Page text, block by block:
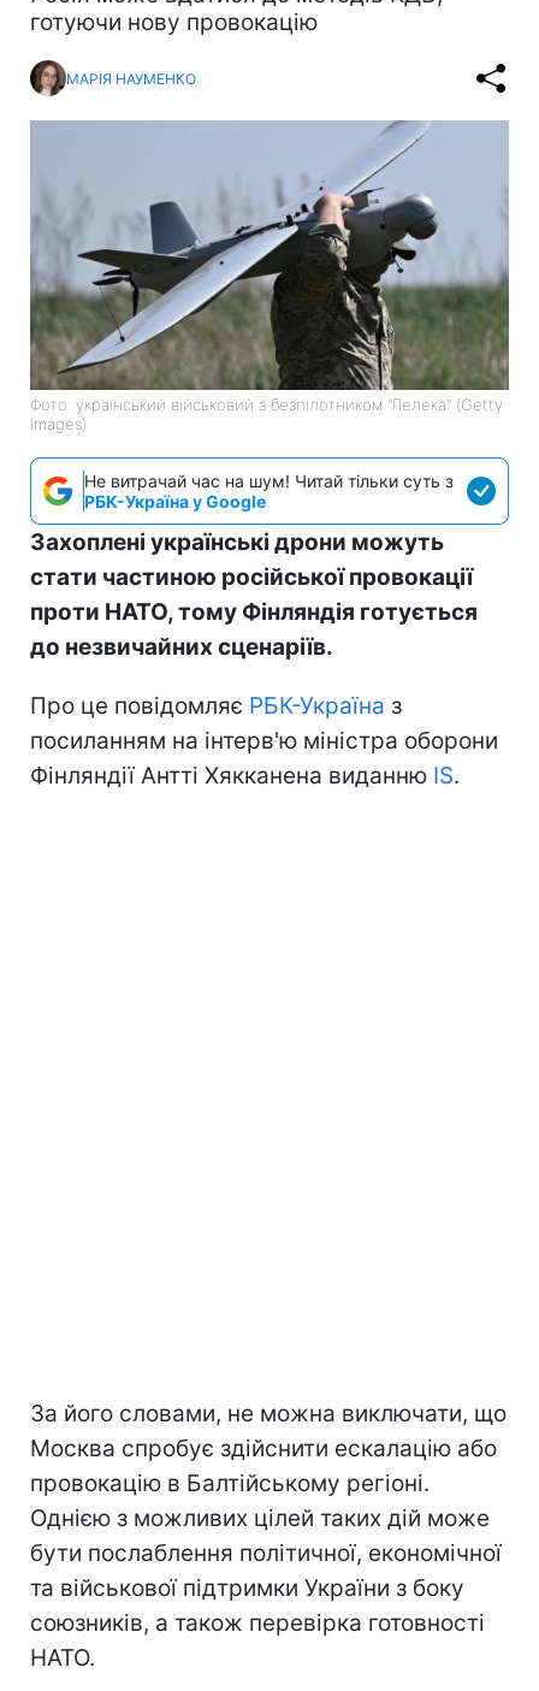
готуючи нову провокацію
МАРІЯ НАУМЕНКО
Фото: український військовий з безпілотником "Лелека" (Getty
Images)
Не витрачай час на шум! Читай тільки суть з
РБК-Україна у Google
Захоплені українські дрони можуть
стати частиною російської провокації
проти НАТО, тому Фінляндія готується
до незвичайних сценаріїв.
Про це повідомляє РБК-Україна з
посиланням на інтерв'ю міністра оборони
Фінляндії Антті Хякканена виданню IS.
За його словами, не можна виключати, що
Москва спробує здійснити ескалацію або
провокацію в Балтійському регіоні.
Однією з можливих цілей таких дій може
бути послаблення політичної, економічної
та військової підтримки України з боку
союзників, а також перевірка готовності
НАТО.